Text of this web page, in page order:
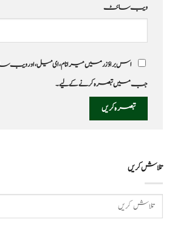
ویب‌ سائٹ
اس براؤزر میں میرا نام، ای میل، اور ویب
جب میں تبصرہ کرنے کےلیے۔
تلاش کریں